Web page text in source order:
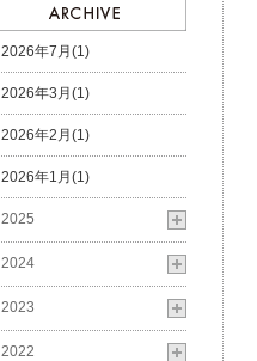
2026年7月(1)
2026年3月(1)
2026年2月(1)
2026年1月(1)
2025
2024
2023
2022